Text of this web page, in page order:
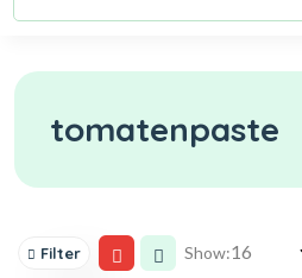
tomatenpaste
Filter Show: